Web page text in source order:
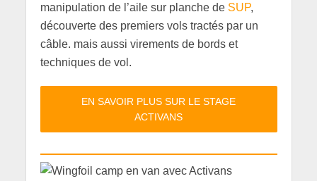
manipulation de l’aile sur planche de SUP,
découverte des premiers vols tractés par un
câble. mais aussi virements de bords et
techniques de vol.
EN SAVOIR PLUS SUR LE STAGE
ACTIVANS